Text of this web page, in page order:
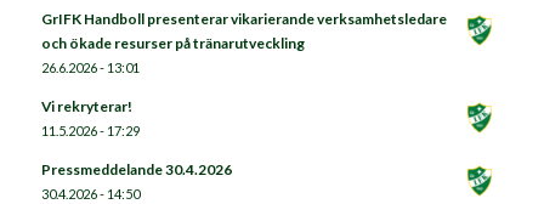
GrIFK Handboll presenterar vikarierande verksamhetsledare
och ökade resurser på tränarutveckling
26.6.2026 - 13:01
Vi rekryterar!
11.5.2026 - 17:29
Pressmeddelande 30.4.2026
30.4.2026 - 14:50